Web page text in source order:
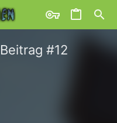
#12